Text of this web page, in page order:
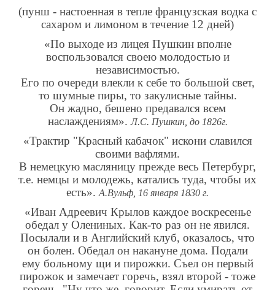
(пунш - настоенная в тепле французская водка с
сахаром и лимоном в течение 12 дней)
«По выходе из лицея Пушкин вполне
воспользовался своею молодостью и
независимостью.
Его по очереди влекли к себе то большой свет,
то шумные пиры, то закулисные тайны.
Он жадно, бешено предавался всем
наслаждениям».Л.С. Пушкин, до 1826г.
«Трактир "Красный кабачок" искони славился
своими вафлями.
В немецкую масляницу прежде весь Петербург,
т.е. немцы и молодежь, катались туда, чтобы их
есть». А.Вульф, 16 января 1830 г.
«Иван Адреевич Крылов каждое воскресенье
обедал у Олениных. Как-то раз он не явился.
Посылали и в Английский клуб, оказалось, что
он болен. Обедал он накануне дома. Подали
ему больному щи и пирожки. Съел он первый
пирожок и замечает горечь, взял второй - тоже